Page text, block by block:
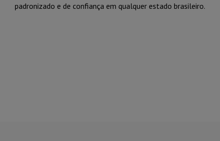
padronizado e de confiança em qualquer estado brasileiro.